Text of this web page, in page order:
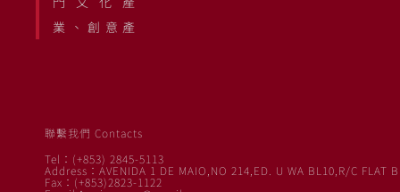
業、創意產
聯繫我們 Contacts
Tel：(+853) 2845-5113
Address：AVENIDA 1 DE MAIO,NO 214,ED. U WA BL10,R/C FLAT B
Fax：(+853)2823-1122